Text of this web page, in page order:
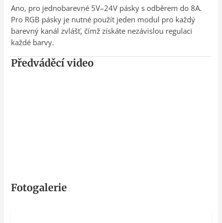
Ano, pro jednobarevné 5V–24V pásky s odběrem do 8A.
Pro RGB pásky je nutné použít jeden modul pro každý
barevný kanál zvlášť, čímž získáte nezávislou regulaci
každé barvy.
Předváděcí video
Fotogalerie